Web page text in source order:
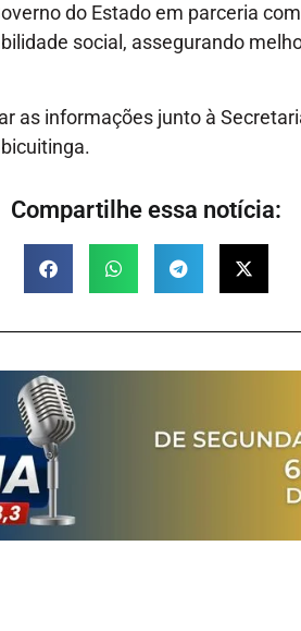
do Estado em parceria
social, assegurando
as informações junto à
Compartilhe essa notícia: